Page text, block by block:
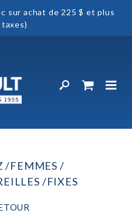
sur achat de 225 $ et plus
FEMMES
FIXES